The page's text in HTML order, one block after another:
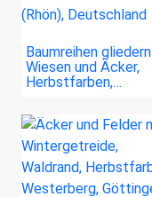
Baumreihen gliedern
Wiesen und Äcker,
Herbstfarben,…